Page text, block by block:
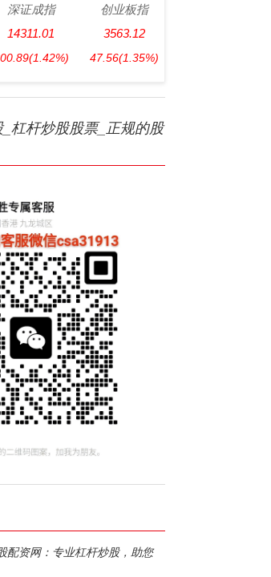
深证成指
14311.01
(1.42%)
创业板指
3563.12
47.56(1.35%)
_杠杆炒股股票_正规的股
配资网：专业杠杆炒股，助您